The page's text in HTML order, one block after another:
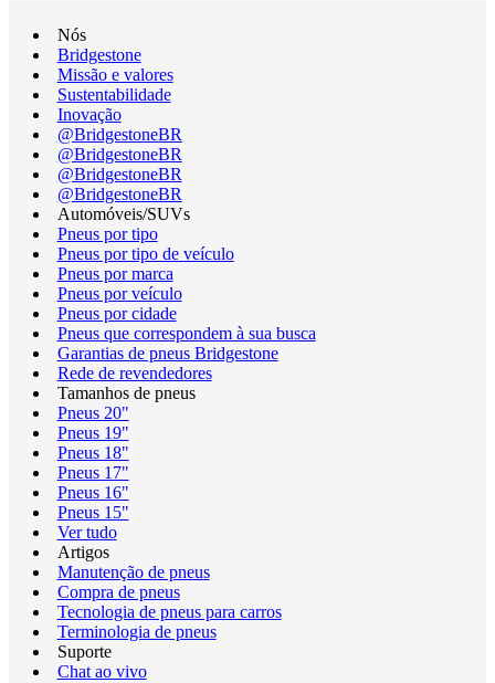
Nós
Bridgestone
Missão e valores
Sustentabilidade
Inovação
@BridgestoneBR
@BridgestoneBR
@BridgestoneBR
@BridgestoneBR
Automóveis/SUVs
Pneus por tipo
Pneus por tipo de veículo
Pneus por marca
Pneus por veículo
Pneus por cidade
Pneus que correspondem à sua busca
Garantias de pneus Bridgestone
Rede de revendedores
Tamanhos de pneus
Pneus 20"
Pneus 19"
Pneus 18"
Pneus 17"
Pneus 16"
Pneus 15"
Ver tudo
Artigos
Manutenção de pneus
Compra de pneus
Tecnologia de pneus para carros
Terminologia de pneus
Suporte
Chat ao vivo